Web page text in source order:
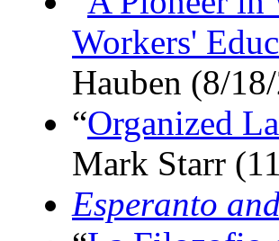
Workers'
Hauben (8/
“Organized
Mark Starr
Esperanto